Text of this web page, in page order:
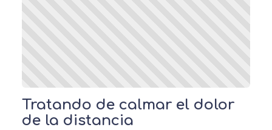
Tratando de calmar el dolor
de la distancia